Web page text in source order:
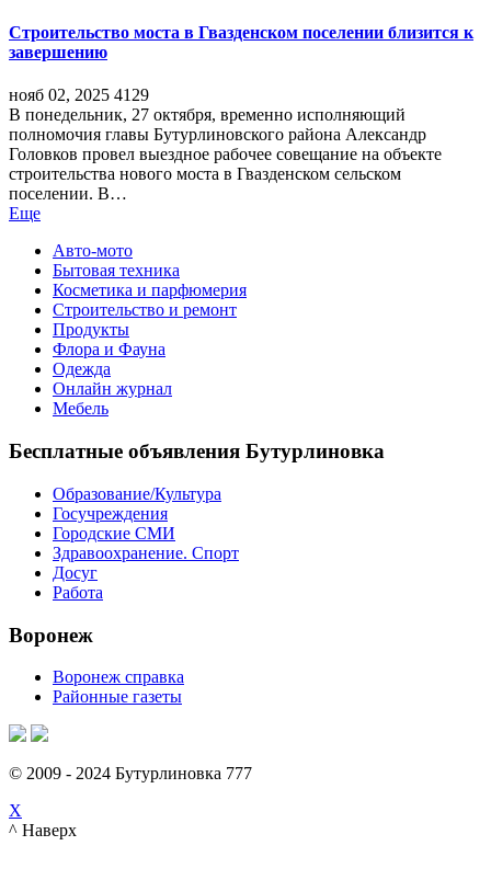
Строительство моста в Гвазденском поселении близится к
завершению
нояб 02, 2025 4129
В понедельник, 27 октября, временно исполняющий
полномочия главы Бутурлиновского района Александр
Головков провел выездное рабочее совещание на объекте
строительства нового моста в Гвазденском сельском
поселении. В…
Еще
Авто-мото
Бытовая техника
Косметика и парфюмерия
Строительство и ремонт
Продукты
Флора и Фауна
Одежда
Онлайн журнал
Мебель
Бесплатные объявления Бутурлиновка
Образование/Культура
Госучреждения
Городские СМИ
Здравоохранение. Спорт
Досуг
Работа
Воронеж
Воронеж справка
Районные газеты
© 2009 - 2024 Бутурлиновка 777
X
^ Наверх